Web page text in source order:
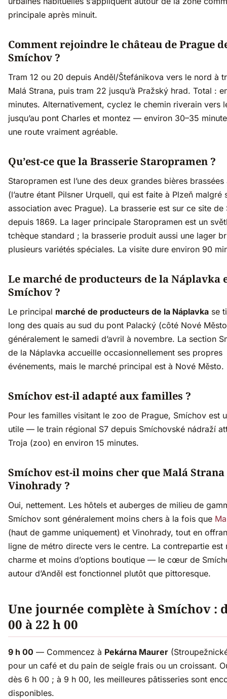
principale après minuit.
Comment rejoindre le château de Prague
Smíchov ?
Tram 12 ou 20 depuis Anděl/Štefánikova vers le nord à
Malá Strana, puis tram 22 jusqu’à Pražský hrad. Total :
minutes. Alternativement, cyclez le chemin riverain vers
jusqu’au pont Charles et montez — environ 30–35
une route vraiment agréable.
Qu’est-ce que la Brasserie Staropramen ?
Staropramen est l’une des deux grandes bières brassées
(l’autre étant Pilsner Urquell, qui est faite à Plzeň malgré
association avec Prague). La brasserie est sur ce site de
depuis 1869. La lager principale Staropramen est un
tchèque standard ; la brasserie produit aussi une lager
plusieurs variétés spéciales. La visite dure environ 90
Le marché de producteurs de la Náplavka
Smíchov ?
Le principal marché de producteurs de la Náplavka se
long des quais au sud du pont Palacký (côté Nové
généralement le samedi d’avril à novembre. La section
de la Náplavka accueille occasionnellement ses propres
événements, mais le marché principal est à Nové Město.
Smíchov est-il adapté aux familles ?
Pour les familles visitant le zoo de Prague, Smíchov est
utile — le train régional S7 depuis Smíchovské nádraží
Troja (zoo) en environ 15 minutes.
Smíchov est-il moins cher que Malá Strana
Vinohrady ?
Oui, nettement. Les hôtels et auberges de milieu de
Smíchov sont généralement moins chers à la fois que
(haut de gamme uniquement) et Vinohrady, tout en
ligne de métro directe vers le centre. La contrepartie est
charme et moins d’options boutique — le cœur de
autour d’Anděl est fonctionnel plutôt que pittoresque.
Une journée complète à Smíchov :
00 à 22 h 00
9 h 00 — Commencez à Pekárna Maurer
pour un café et du pain de seigle frais ou un croissant.
dès 6 h 00 ; à 9 h 00, les meilleures pâtisseries sont
disponibles.